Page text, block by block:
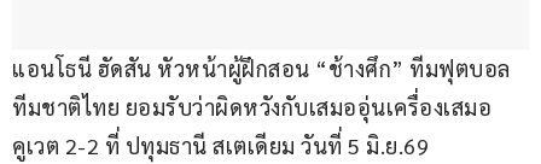
แอนโธนี ฮัดสัน หัวหน้าผู้ฝึกสอน “ช้างศึก” ทีมฟุตบอล
ทีมชาติไทย ยอมรับว่าผิดหวังกับเสมออุ่นเครื่องเสมอ
คูเวต 2-2 ที่ ปทุมธานี สเตเดียม วันที่ 5 มิ.ย.69